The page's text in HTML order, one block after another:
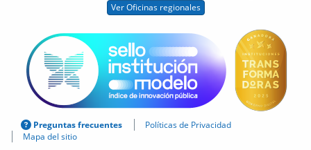
Ver Oficinas regionales
Preguntas frecuentes
Políticas de Privacidad
Mapa del sitio